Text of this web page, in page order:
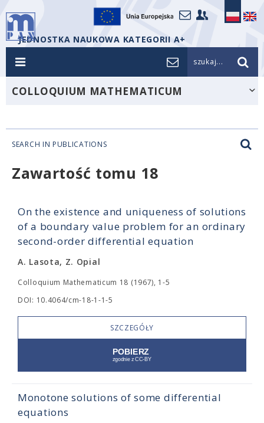
JEDNOSTKA NAUKOWA KATEGORII A+
szukaj...
COLLOQUIUM MATHEMATICUM
SEARCH IN PUBLICATIONS
Zawartość tomu 18
On the existence and uniqueness of solutions
of a boundary value problem for an ordinary
second-order differential equation
A. Lasota, Z. Opial
Colloquium Mathematicum 18 (1967), 1-5
DOI: 10.4064/cm-18-1-1-5
SZCZEGÓŁY
Monotone solutions of some differential
equations